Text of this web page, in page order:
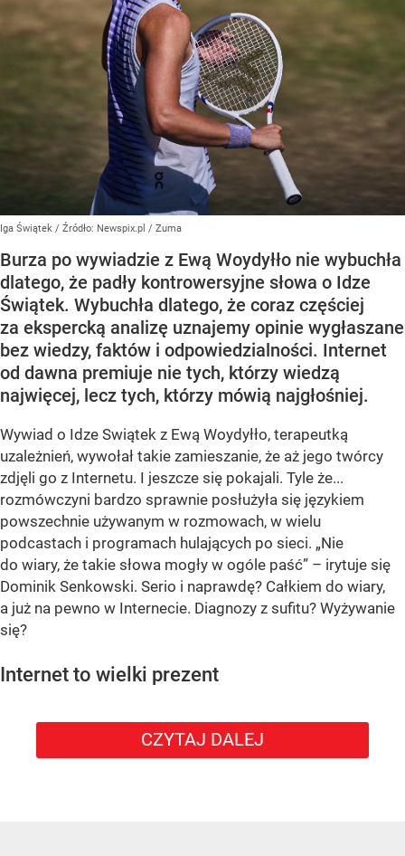
Iga Świątek / Źródło: Newspix.pl / Zuma
Burza po wywiadzie z Ewą Woydyłło nie wybuchła
dlatego, że padły kontrowersyjne słowa o Idze
Świątek. Wybuchła dlatego, że coraz częściej
za ekspercką analizę uznajemy opinie wygłaszane
bez wiedzy, faktów i odpowiedzialności. Internet
od dawna premiuje nie tych, którzy wiedzą
najwięcej, lecz tych, którzy mówią najgłośniej.
Wywiad o Idze Swiątek z Ewą Woydyłło, terapeutką
uzależnień, wywołał takie zamieszanie, że aż jego twórcy
zdjęli go z Internetu. I jeszcze się pokajali. Tyle że...
rozmówczyni bardzo sprawnie posłużyła się językiem
powszechnie używanym w rozmowach, w wielu
podcastach i programach hulających po sieci. „Nie
do wiary, że takie słowa mogły w ogóle paść” – irytuje się
Dominik Senkowski. Serio i naprawdę? Całkiem do wiary,
a już na pewno w Internecie. Diagnozy z sufitu? Wyżywanie
się?
Internet to wielki prezent
CZYTAJ DALEJ